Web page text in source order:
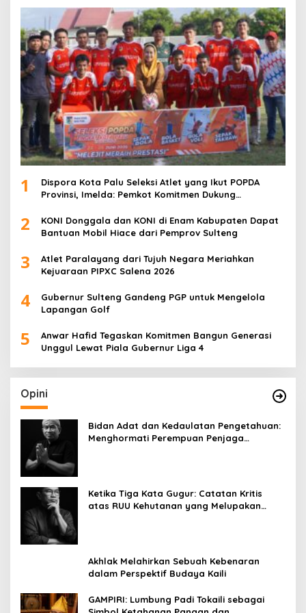
1
Dispora Kota Palu Seleksi Atlet yang Ikut POPDA
Provinsi, Imelda: Pemkot Komitmen Dukung
2
KONI Donggala dan KONI di Enam Kabupaten Dapat
Bantuan Mobil Hiace dari Pemprov Sulteng
3
Atlet Paralayang dari Tujuh Negara Meriahkan
Kejuaraan PIPXC Salena 2026
4
Gubernur Sulteng Gandeng PGP untuk Mengelola
Lapangan Golf
5
Anwar Hafid Tegaskan Komitmen Bangun Generasi
Unggul Lewat Piala Gubernur Liga 4
Opini
Bidan Adat dan Kedaulatan Pengetahuan:
Menghormati Perempuan Penjaga
Ketika Tiga Kata Gugur: Catatan Kritis
atas RUU Kehutanan yang Melupakan
Akhlak Melahirkan Sebuah Kebenaran
dalam Perspektif Budaya Kaili
GAMPIRI: Lumbung Padi Tokaili sebagai